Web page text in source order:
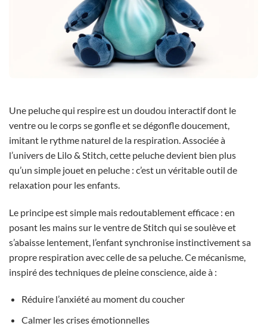
Une peluche qui respire est un doudou interactif dont le
ventre ou le corps se gonfle et se dégonfle doucement,
imitant le rythme naturel de la respiration. Associée à
l’univers de Lilo & Stitch, cette peluche devient bien plus
qu’un simple jouet en peluche : c’est un véritable outil de
relaxation pour les enfants.
Le principe est simple mais redoutablement efficace : en
posant les mains sur le ventre de Stitch qui se soulève et
s’abaisse lentement, l’enfant synchronise instinctivement sa
propre respiration avec celle de sa peluche. Ce mécanisme,
inspiré des techniques de pleine conscience, aide à :
Réduire l’anxiété au moment du coucher
Calmer les crises émotionnelles